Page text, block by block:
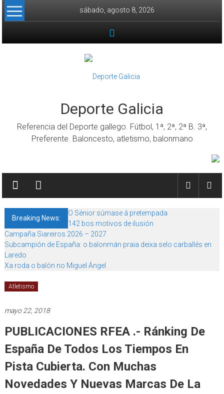
Skip to content
sábado, agosto 8, 2026
Deporte Galicia
Referencia del Deporte gallego. Fútbol, 1ª, 2ª, 2ª B. 3ª,
Preferente. Baloncesto, atletismo, balonmano
Breaking News:
O Sénior súmase á pretempada
142 bos motivos de ilusión
Campaña Siareiros 2026 – 2027
Subcampión de España: o balonmán praia deixa selo carballés en
Laredo
Xa roda o balón no Miguel Ángel
Atletismo
mayo 22, 2018
PUBLICACIONES RFEA .- Ránking De
España De Todos Los Tiempos En
Pista Cubierta. Con Muchas
Novedades Y Nuevas Marcas De La